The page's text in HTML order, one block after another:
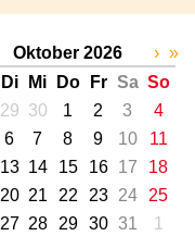
Oktober 2026
Di Mi Do Fr Sa So
29 30 1 2 3
4
6 7 8 9 10
11
13 14 15 16 17
18
20 21 22 23 24
25
27 28 29 30 31
1
› »